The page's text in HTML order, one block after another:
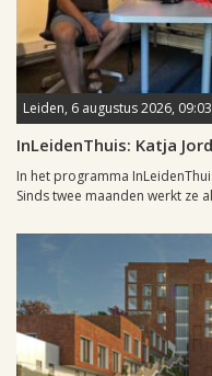
Leiden, 6 augustus 2026, 09:03
InLeidenThuis: Katja
In het programma
Sinds twee maanden werkt ze